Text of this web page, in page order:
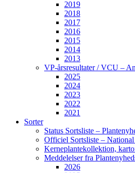
2019
2018
2017
2016
2015
2014
2013
VP-årsresultater / VCU –
2025
2024
2023
2022
2021
Sorter
Status Sortsliste –
Officiel Sortsliste –
Kerneplantekollektion,
Meddelelser fra
2026